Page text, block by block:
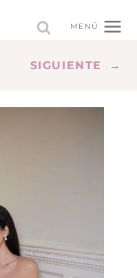
MENÚ
SIGUIENTE →